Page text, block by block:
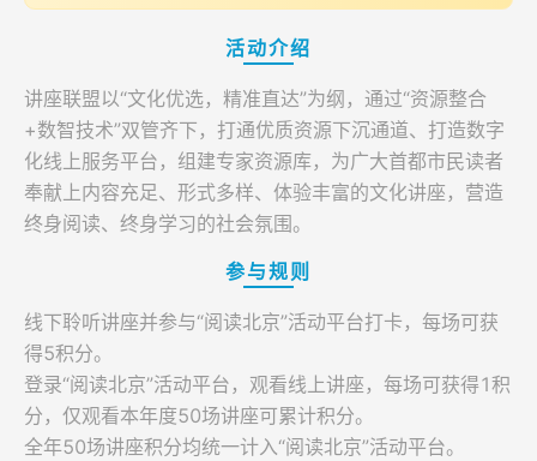
登录
活动介绍
讲座联盟以“文化优选，精准直达”为纲，通过“资源整合
+数智技术”双管齐下，打通优质资源下沉通道、打造数字
化线上服务平台，组建专家资源库，为广大首都市民读者
奉献上内容充足、形式多样、体验丰富的文化讲座，营造
终身阅读、终身学习的社会氛围。
参与规则
线下聆听讲座并参与“阅读北京”活动平台打卡，每场可获
得5积分。
登录“阅读北京”活动平台，观看线上讲座，每场可获得1积
分，仅观看本年度50场讲座可累计积分。
全年50场讲座积分均统一计入“阅读北京”活动平台。